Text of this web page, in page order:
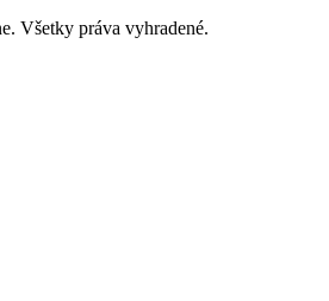
Všetky práva vyhradené.